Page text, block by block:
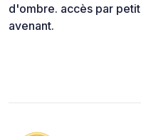
d'ombre. accès par
avenant.